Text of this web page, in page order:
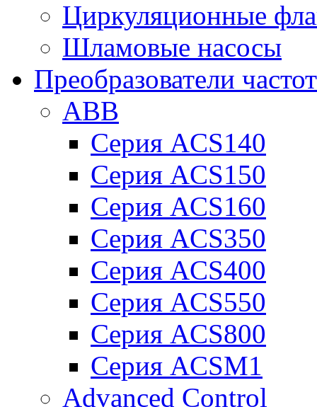
Циркуляционные
Шламовые насосы
Преобразователи
ABB
Серия ACS140
Серия ACS150
Серия ACS160
Серия ACS350
Серия ACS400
Серия ACS550
Серия ACS800
Серия ACSM1
Advanced Control